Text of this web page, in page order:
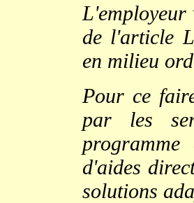
de l'article
en milieu
Pour ce
par les
d'aides
solutions